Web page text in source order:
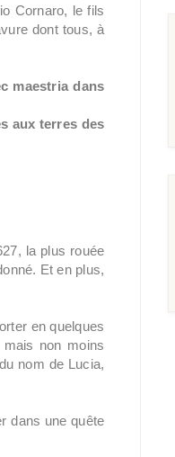
Cornaro, le fils
dont tous, à
maestria dans
aux terres des
la plus rouée
Et en plus,
en quelques
mais non moins
nom de Lucia,
dans une quête